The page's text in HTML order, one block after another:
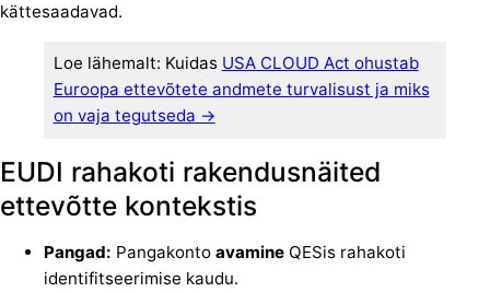
kättesaadavad.
Loe lähemalt: Kuidas USA CLOUD Act ohustab
Euroopa ettevõtete andmete turvalisust ja miks
on vaja tegutseda →
EUDI rahakoti rakendusnäited
ettevõtte kontekstis
Pangad: Pangakonto avamine QESis rahakoti
identifitseerimise kaudu.